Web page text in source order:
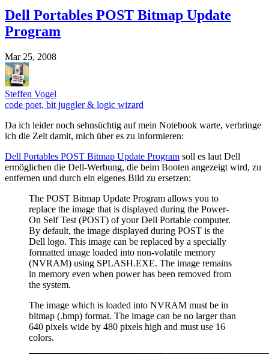
Dell Portables POST Bitmap Update
Program
Mar 25, 2008
Steffen Vogel
code poet, bit juggler & logic wizard
Da ich leider noch sehnsüchtig auf mein Notebook warte, verbringe
ich die Zeit damit, mich über es zu informieren:
Dell Portables POST Bitmap Update Program soll es laut Dell
ermöglichen die Dell-Werbung, die beim Booten angezeigt wird, zu
entfernen und durch ein eigenes Bild zu ersetzen:
The POST Bitmap Update Program allows you to
replace the image that is displayed during the Power-
On Self Test (POST) of your Dell Portable computer.
By default, the image displayed during POST is the
Dell logo. This image can be replaced by a specially
formatted image loaded into non-volatile memory
(NVRAM) using SPLASH.EXE. The image remains
in memory even when power has been removed from
the system.
The image which is loaded into NVRAM must be in
bitmap (.bmp) format. The image can be no larger than
640 pixels wide by 480 pixels high and must use 16
colors.